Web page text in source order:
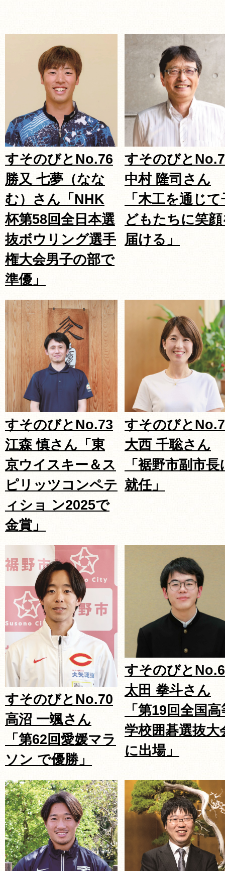
すそのびとNo.76
勝又 七夢（なな
む）さん「NHK
杯第58回全日本選
抜ボウリング選手
権大会男子の部で
準優」
すそのびと
中村 隆司さん
「木工を通じて
どもたちに笑
届ける」
すそのびとNo.73
江森 慎さん「東
京ウイスキー＆ス
ピリッツコンペテ
ィショ ン2025で
金賞」
すそのびと
大西 千聡さん
「裾野市副市長
就任」
すそのびとNo.70
高沼 一颯さん
「第62回愛媛マラ
ソン で優勝」
すそのびと
太田 拳斗さん
「第19回全国高
学校囲碁選抜大
に出場」